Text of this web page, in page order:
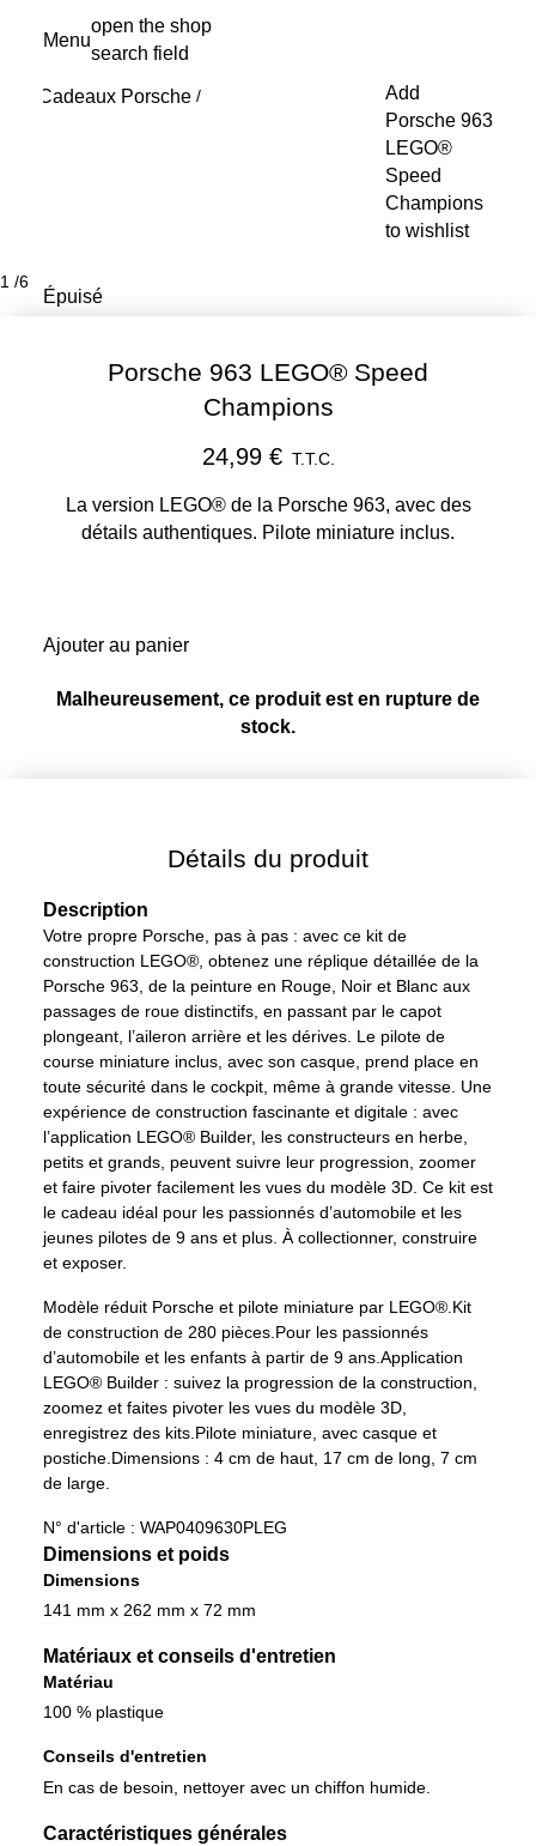
principal
Menu
open the shop
search field
Cadeaux Porsche /
Add
Porsche 963
LEGO®
Speed
Champions
to wishlist
1 /6
Épuisé
Porsche 963 LEGO® Speed
Champions
24,99 € T.T.C.
La version LEGO® de la Porsche 963, avec des
détails authentiques. Pilote miniature inclus.
Ajouter au panier
Malheureusement, ce produit est en rupture de
stock.
Détails du produit
Description
Votre propre Porsche, pas à pas : avec ce kit de
construction LEGO®, obtenez une réplique détaillée de la
Porsche 963, de la peinture en Rouge, Noir et Blanc aux
passages de roue distinctifs, en passant par le capot
plongeant, l’aileron arrière et les dérives. Le pilote de
course miniature inclus, avec son casque, prend place en
toute sécurité dans le cockpit, même à grande vitesse. Une
expérience de construction fascinante et digitale : avec
l’application LEGO® Builder, les constructeurs en herbe,
petits et grands, peuvent suivre leur progression, zoomer
et faire pivoter facilement les vues du modèle 3D. Ce kit est
le cadeau idéal pour les passionnés d’automobile et les
jeunes pilotes de 9 ans et plus. À collectionner, construire
et exposer.
Modèle réduit Porsche et pilote miniature par LEGO®.Kit
de construction de 280 pièces.Pour les passionnés
d’automobile et les enfants à partir de 9 ans.Application
LEGO® Builder : suivez la progression de la construction,
zoomez et faites pivoter les vues du modèle 3D,
enregistrez des kits.Pilote miniature, avec casque et
postiche.Dimensions : 4 cm de haut, 17 cm de long, 7 cm
de large.
N° d'article : WAP0409630PLEG
Dimensions et poids
Dimensions
141 mm x 262 mm x 72 mm
Matériaux et conseils d'entretien
Matériau
100 % plastique
Conseils d'entretien
En cas de besoin, nettoyer avec un chiffon humide.
Caractéristiques générales